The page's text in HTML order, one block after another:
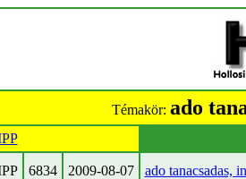
Témakör: ado
6834 2009-08-07 ado tanacsadas,